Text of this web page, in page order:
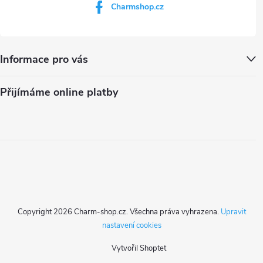
Charmshop.cz
Informace pro vás
Přijímáme online platby
Vytvořil Shoptet
Copyright 2026 Charm-shop.cz. Všechna práva vyhrazena. Upravit
nastavení cookies